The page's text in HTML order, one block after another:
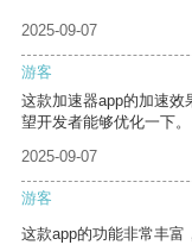
2025-09-07
游客
这款加速器app的加速效
望开发者能够优化一下。
2025-09-07
游客
这款app的功能非常丰富